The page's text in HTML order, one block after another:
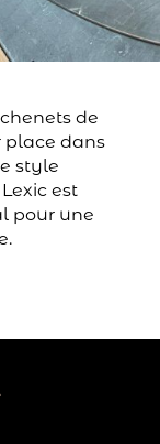
de
place dans
style
est
pour une